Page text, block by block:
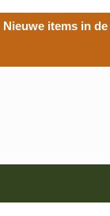
Nieuwe items in de